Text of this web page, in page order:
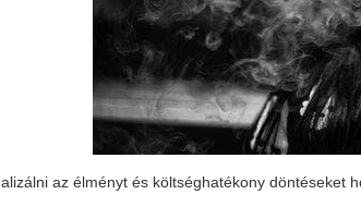
az élményt és költséghatékony döntéseket